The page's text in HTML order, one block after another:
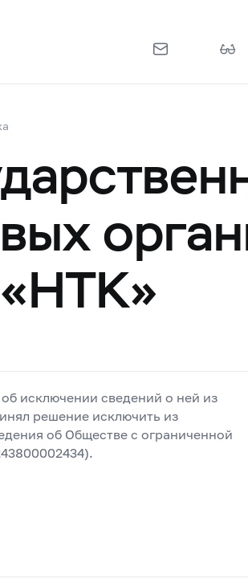
исключении сведений о ней из
решение исключить из
об Обществе с ограниченной